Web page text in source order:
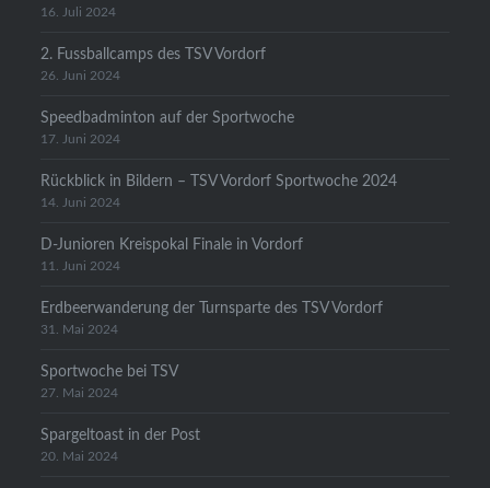
16. Juli 2024
2. Fussballcamps des TSV Vordorf
26. Juni 2024
Speedbadminton auf der Sportwoche
17. Juni 2024
Rückblick in Bildern – TSV Vordorf Sportwoche 2024
14. Juni 2024
D-Junioren Kreispokal Finale in Vordorf
11. Juni 2024
Erdbeerwanderung der Turnsparte des TSV Vordorf
31. Mai 2024
Sportwoche bei TSV
27. Mai 2024
Spargeltoast in der Post
20. Mai 2024